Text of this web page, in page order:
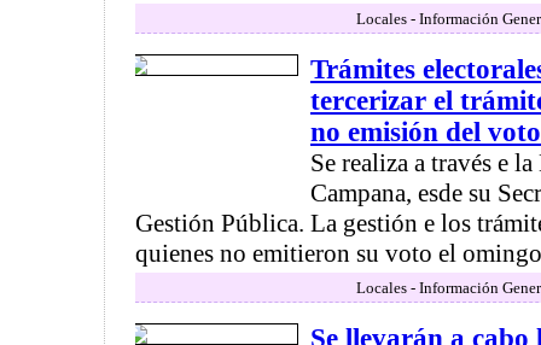
Locales - Información
Trámites
tercerizar el
no emisión del
Se realiza a través e
Campana, esde su
Gestión Pública. La gestión e los
quienes no emitieron su voto el
Locales - Información
Se llevarán a cabo